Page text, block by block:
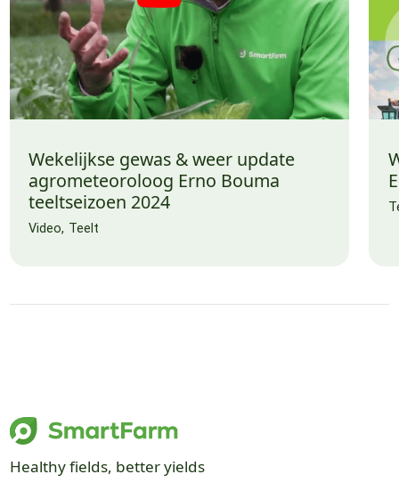
Wekelijkse gewas & weer update
agrometeoroloog Erno Bouma
teeltseizoen 2024
Video Teelt
Healthy fields, better yields